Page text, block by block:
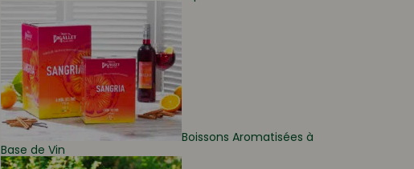
Boissons Aromatisées à
Base de Vin